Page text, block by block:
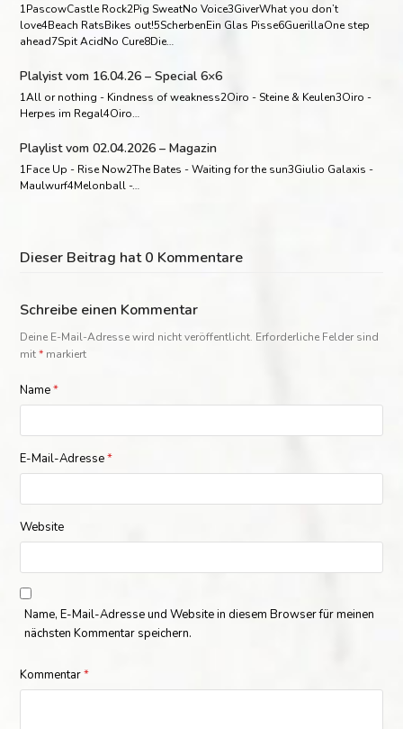
1PascowCastle Rock2Pig SweatNo Voice3GiverWhat you don’t
love4Beach RatsBikes out!5ScherbenEin Glas Pisse6GuerillaOne step
ahead7Spit AcidNo Cure8Die…
Plalyist vom 16.04.26 – Special 6×6
1All or nothing - Kindness of weakness2Oiro - Steine & Keulen3Oiro -
Herpes im Regal4Oiro…
Playlist vom 02.04.2026 – Magazin
1Face Up - Rise Now2The Bates - Waiting for the sun3Giulio Galaxis -
Maulwurf4Melonball -…
Dieser Beitrag hat 0 Kommentare
Schreibe einen Kommentar
Deine E-Mail-Adresse wird nicht veröffentlicht. Erforderliche Felder sind
mit* markiert
Name*
E-Mail-Adresse*
Website
Name, E-Mail-Adresse und Website in diesem Browser für meinen
nächsten Kommentar speichern.
Kommentar*